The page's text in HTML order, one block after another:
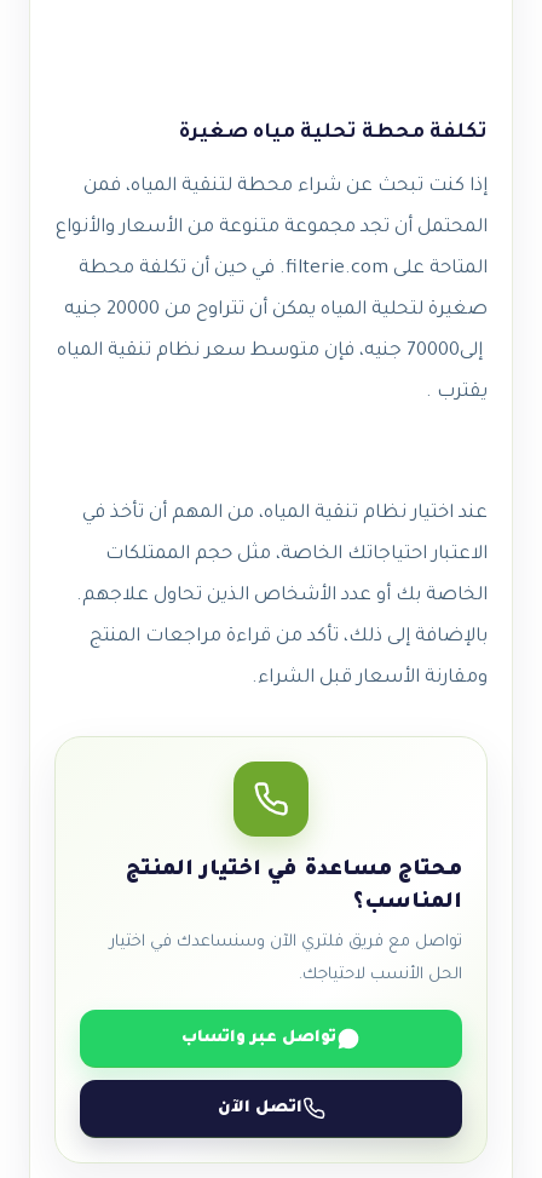
تكلفة محطة تحلية مياه صغيرة
إذا كنت تبحث عن شراء محطة لتنقية المياه، فمن
المحتمل أن تجد مجموعة متنوعة من الأسعار والأنواع
المتاحة على filterie.com. في حين أن تكلفة محطة
صغيرة لتحلية المياه يمكن أن تتراوح من 20000 جنيه
إلى70000 جنيه، فإن متوسط سعر نظام تنقية المياه
يقترب .
عند اختيار نظام تنقية المياه، من المهم أن تأخذ في
الاعتبار احتياجاتك الخاصة، مثل حجم الممتلكات
الخاصة بك أو عدد الأشخاص الذين تحاول علاجهم.
بالإضافة إلى ذلك، تأكد من قراءة مراجعات المنتج
ومقارنة الأسعار قبل الشراء.
محتاج مساعدة في اختيار المنتج
المناسب؟
تواصل مع فريق فلتري الآن وسنساعدك في اختيار
الحل الأنسب لاحتياجك.
تواصل عبر واتساب
اتصل الآن